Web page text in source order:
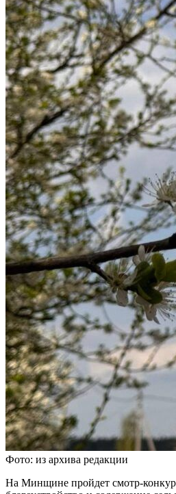
Фото: из архива редакции
На Минщине пройдет смотр-